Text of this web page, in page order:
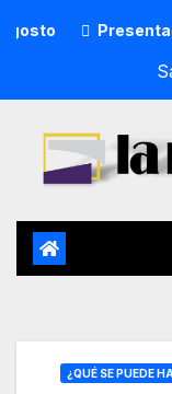
Presentación
¿QUÉ SE PUEDE